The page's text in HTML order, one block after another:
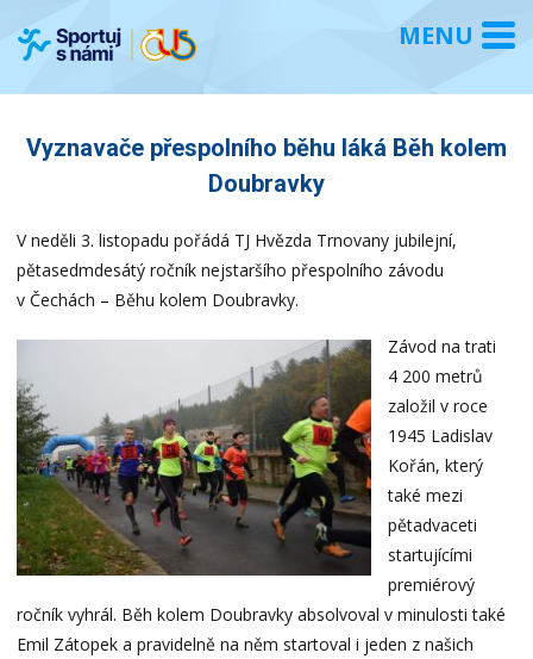
Vyznavače přespolního běhu láká Běh kolem
Doubravky
V neděli 3. listopadu pořádá TJ Hvězda Trnovany jubilejní,
pětasedmdesátý ročník nejstaršího přespolního závodu
v Čechách – Běhu kolem Doubravky.
Závod na trati
4 200 metrů
založil v roce
1945 Ladislav
Kořán, který
také mezi
pětadvaceti
startujícími
premiérový
ročník vyhrál. Běh kolem Doubravky absolvoval v minulosti také
Emil Zátopek a pravidelně na něm startoval i jeden z našich